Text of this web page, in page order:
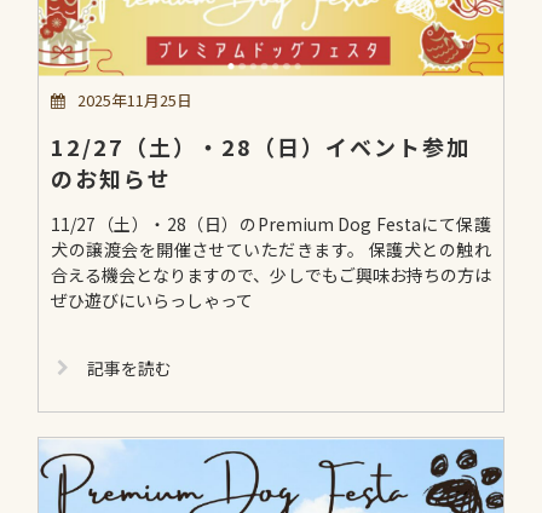
2025年11月25日
12/27（土）・28（日）イベント参加
のお知らせ
11/27（土）・28（日）のPremium Dog Festaにて保護
犬の譲渡会を開催させていただきます。 保護犬との触れ
合える機会となりますので、少しでもご興味お持ちの方は
ぜひ遊びにいらっしゃって
記事を読む